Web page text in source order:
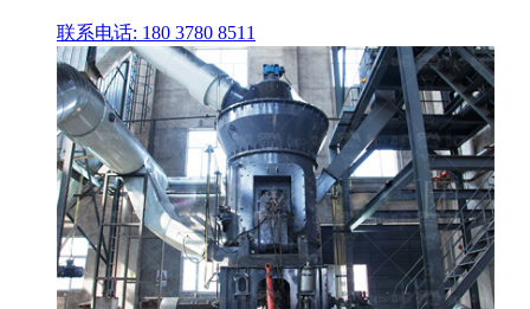
联系电话: 180 3780 8511